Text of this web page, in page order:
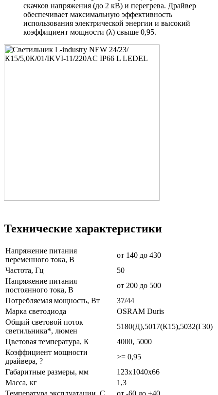
скачков напряжения (до 2 кВ) и перегрева. Драйвер
обеспечивает максимальную эффективность
использования электрической энергии и высокий
коэффициент мощности (λ) свыше 0,95.
Технические характеристики
Напряжение питания
переменного тока, В
от 140 до 430
Частота, Гц
50
Напряжение питания
постоянного тока, В
от 200 до 500
Потребляемая мощность, Вт
37/44
Марка светодиода
OSRAM Duris
Общий световой поток
светильника*, люмен
5180(Д),5017(К15),5032(Г30)
Цветовая температура, К
4000, 5000
Коэффициент мощности
драйвера, ?
>= 0,95
Габаритные размеры, мм
123х1040х66
Масса, кг
1,3